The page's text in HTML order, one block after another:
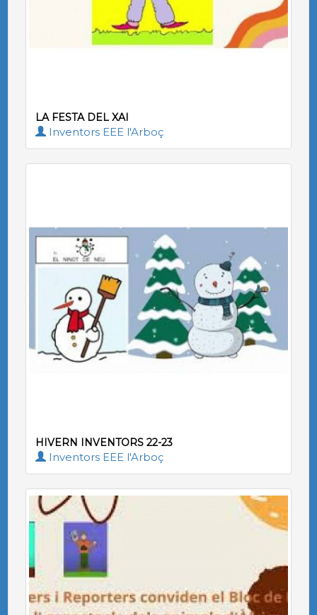
LA FESTA DEL XAI
Inventors EEE l'Arboç
HIVERN INVENTORS 22-23
Inventors EEE l'Arboç